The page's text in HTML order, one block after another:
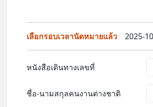
เลือกรอบเวลานัดหมายแล้ว 2025-
หนังสือเดินทางเลขที่
ชื่อ-นามสกุลคนงานต่างชาติ